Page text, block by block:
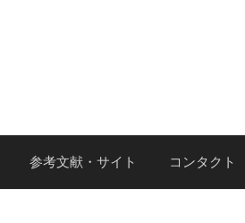
参考文献・サイト コンタクト